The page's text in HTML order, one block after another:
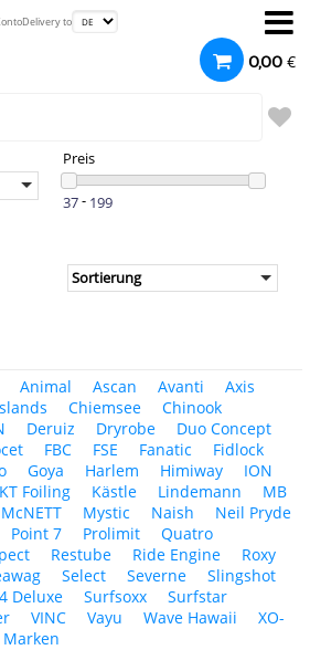
Delivery to
0,00 €
Preis
-
Animal Ascan Avanti
Axis
Chiemsee
Chinook
Deruiz Dryrobe
Duo Concept
FBC FSE Fanatic
Fidlock
Goya Harlem Himiway
ION
KT Foiling Kästle Lindemann
MB
McNETT Mystic Naish
Neil Pryde
Point 7 Prolimit
Quatro
Restube Ride Engine
Roxy
Select Severne
Slingshot
Deluxe Surfsoxx
Surfstar
VINC Vayu Wave Hawaii
XO-